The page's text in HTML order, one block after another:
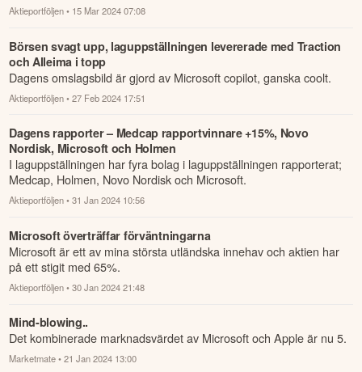
Aktieportföljen • 15 Mar 2024 07:08
Börsen svagt upp, laguppställningen levererade med Traction
och Alleima i topp
Dagens omslagsbild är gjord av Microsoft copilot, ganska coolt.
Aktieportföljen • 27 Feb 2024 17:51
Dagens rapporter – Medcap rapportvinnare +15%, Novo
Nordisk, Microsoft och Holmen
I laguppställningen har fyra bolag i laguppställningen rapporterat;
Medcap, Holmen, Novo Nordisk och Microsoft.
Aktieportföljen • 31 Jan 2024 10:56
Microsoft överträffar förväntningarna
Microsoft är ett av mina största utländska innehav och aktien har
på ett stigit med 65%.
Aktieportföljen • 30 Jan 2024 21:48
Mind-blowing..
Det kombinerade marknadsvärdet av Microsoft och Apple är nu 5.
Marketmate • 21 Jan 2024 13:00